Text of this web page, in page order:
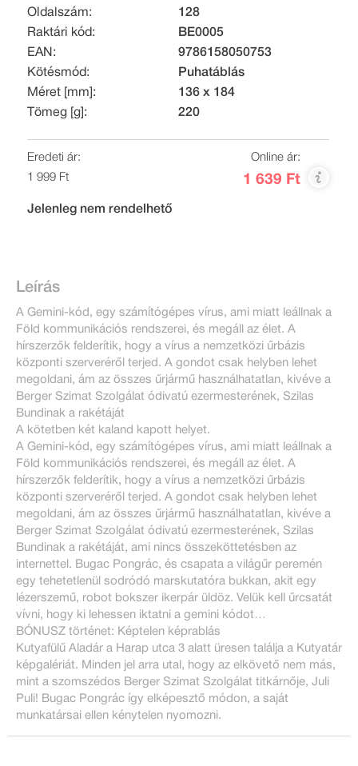
Oldalszám:
128
Raktári kód:
BE0005
EAN:
9786158050753
Kötésmód:
Puhatáblás
Méret [mm]:
136 x 184
Tömeg [g]:
220
Eredeti ár:
1 999 Ft
Online ár:
1 639 Ft
Jelenleg nem rendelhető
Leírás
A Gemini-kód, egy számítógépes vírus, ami miatt leállnak a
Föld kommunikációs rendszerei, és megáll az élet. A
hírszerzők felderítik, hogy a vírus a nemzetközi űrbázis
központi szerveréről terjed. A gondot csak helyben lehet
megoldani, ám az összes űrjármű használhatatlan, kivéve a
Berger Szimat Szolgálat ódivatú ezermesterének, Szilas
Bundinak a rakétáját
A kötetben két kaland kapott helyet.
A Gemini-kód, egy számítógépes vírus, ami miatt leállnak a
Föld kommunikációs rendszerei, és megáll az élet. A
hírszerzők felderítik, hogy a vírus a nemzetközi űrbázis
központi szerveréről terjed. A gondot csak helyben lehet
megoldani, ám az összes űrjármű használhatatlan, kivéve a
Berger Szimat Szolgálat ódivatú ezermesterének, Szilas
Bundinak a rakétáját, ami nincs összeköttetésben az
internettel. Bugac Pongrác, és csapata a világűr peremén
egy tehetetlenül sodródó marskutatóra bukkan, akit egy
lézerszemű, robot bokszer ikerpár üldöz. Velük kell űrcsatát
vívni, hogy ki lehessen iktatni a gemini kódot…
BÓNUSZ történet: Képtelen képrablás
Kutyafülű Aladár a Harap utca 3 alatt üresen találja a Kutyatár
képgalériát. Minden jel arra utal, hogy az elkövető nem más,
mint a szomszédos Berger Szimat Szolgálat titkárnője, Juli
Puli! Bugac Pongrác így elképesztő módon, a saját
munkatársai ellen kénytelen nyomozni.